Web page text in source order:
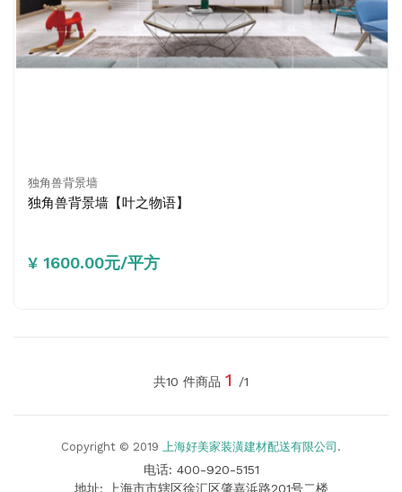
独角兽背景墙
独角兽背景墙【叶之物语】
¥ 1600.00元/平方
共10 件商品 1 /1
Copyright © 2019 上海好美家装潢建材配送有限公司 .
电话: 400-920-5151
地址: 上海市市辖区徐汇区肇嘉浜路201号二楼